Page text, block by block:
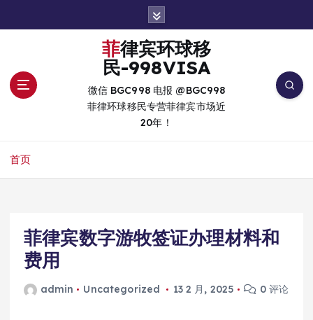
菲律宾环球移
民-998VISA
微信 BGC998 电报 @BGC998
菲律环球移民专营菲律宾市场近
20年！
首页
菲律宾数字游牧签证办理材料和
费用
admin Uncategorized 13 2 月, 2025 0 评论